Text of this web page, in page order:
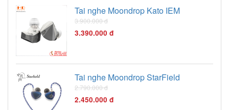
Tai nghe Moondrop Kato IEM
3.900.000 đ
3.390.000 đ
Tai nghe Moondrop StarField
2.790.000 đ
2.450.000 đ